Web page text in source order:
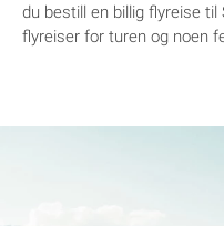
du bestill en billig flyreise til
flyreiser for turen og noen